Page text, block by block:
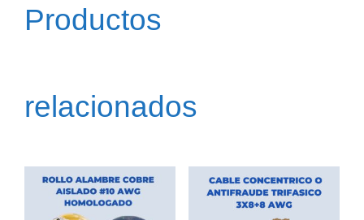
Productos
relacionados